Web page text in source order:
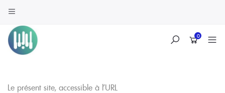
0
Skip
Le présent site, accessible à l’URL